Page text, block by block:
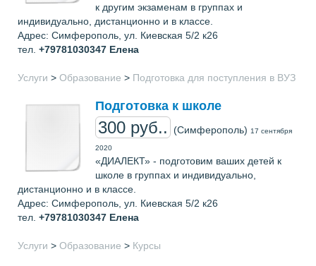
к другим экзаменам в группах и
индивидуально, дистанционно и в классе.
Адрес: Симферополь, ул. Киевская 5/2 к26
тел. +79781030347 Елена
Услуги > Образование > Подготовка для поступления в ВУЗ
Подготовка к школе
300 руб.. (Симферополь) 17 сентября
2020
«ДИАЛЕКТ» - подготовим ваших детей к
школе в группах и индивидуально,
дистанционно и в классе.
Адрес: Симферополь, ул. Киевская 5/2 к26
тел. +79781030347 Елена
Услуги > Образование > Курсы